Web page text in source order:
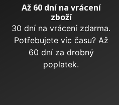
Až 60 dní na vrácení
zboží
30 dní na vrácení zdarma.
Potřebujete víc času? Až
60 dní za drobný
poplatek.